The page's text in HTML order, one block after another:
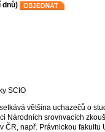
dnů)
SCIO
většina uchazečů o
Národních srovnvacích
ČR, např. Právnickou fakultu